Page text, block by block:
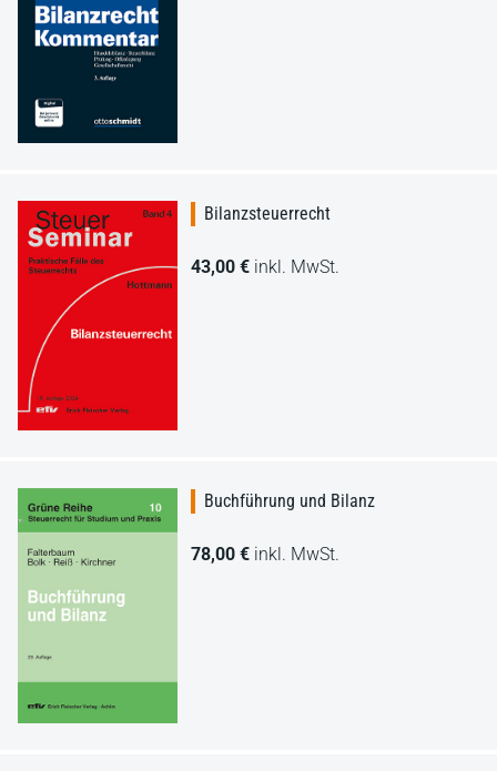
Bilanzsteuerrecht
43,00 € inkl. MwSt.
Buchführung und Bilanz
78,00 € inkl. MwSt.